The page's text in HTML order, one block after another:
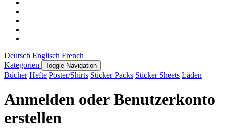
Deutsch Englisch French
Kategorien
Toggle Navigation
Bücher Hefte Poster/Shirts Sticker Packs Sticker Sheets Läden
Anmelden oder Benutzerkonto
erstellen